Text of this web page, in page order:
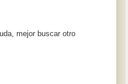
mejor buscar otro